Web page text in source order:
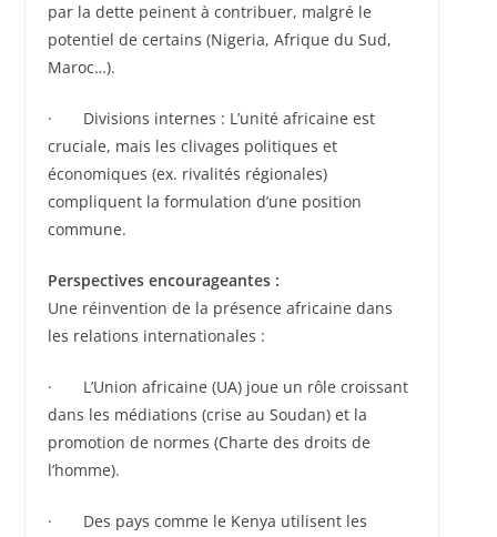
par la dette peinent à contribuer, malgré le
potentiel de certains (Nigeria, Afrique du Sud,
Maroc…).
· Divisions internes : L’unité africaine est
cruciale, mais les clivages politiques et
économiques (ex. rivalités régionales)
compliquent la formulation d’une position
commune.
Perspectives encourageantes :
Une réinvention de la présence africaine dans
les relations internationales :
· L’Union africaine (UA) joue un rôle croissant
dans les médiations (crise au Soudan) et la
promotion de normes (Charte des droits de
l’homme).
· Des pays comme le Kenya utilisent les